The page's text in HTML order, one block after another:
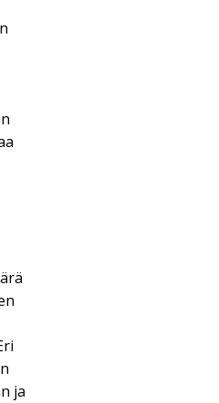
ja